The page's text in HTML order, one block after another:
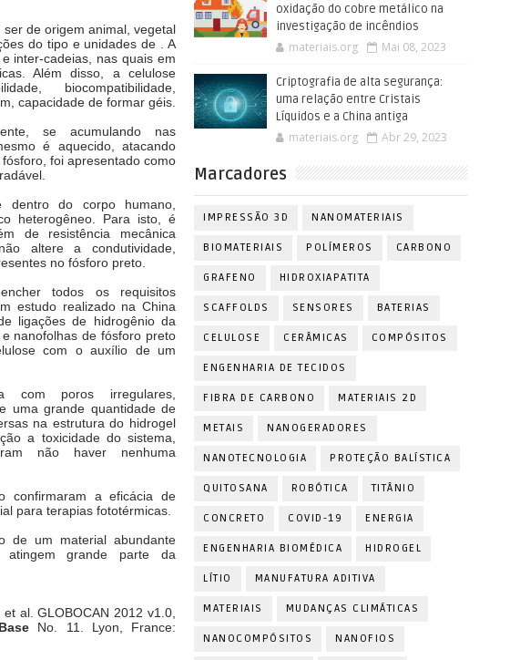
ser de origem animal, vegetal
do tipo e unidades de . A
inter-cadeias, nas quais em
Além disso, a celulose
biocompatibilidade,
capacidade de formar géis.
se acumulando nas
é aquecido, atacando
fósforo, foi apresentadocomo
dentro do corpo humano,
heterogêneo. Para isto, é
de resistência mecânica
altere a condutividade,
no fósforo preto.
todos os requisitos
estudo realizado na China
ligações de hidrogênio da
nanofolhas de fósforo preto
com o auxílio de um
com poros irregulares,
uma grande quantidade de
na estrutura do hidrogel
a toxicidade do sistema,
não haver nenhuma
confirmaram a eficácia de
para terapias fototérmicas.
de um material abundante
atingem grande parte da
al. GLOBOCAN 2012 v1.0,
No. 11. Lyon, France:
oxidação do cobre metálico na
investigação de incêndios
materiais.org Mai 08, 2023
Criptografia de alta segurança:
uma relação entre Cristais
Líquidos e a China antiga
materiais.org Abr 29, 2023
Marcadores
IMPRESSÃO 3D NANOMATERIAIS
BIOMATERIAIS POLÍMEROS CARBONO
GRAFENO HIDROXIAPATITA
SCAFFOLDS SENSORES BATERIAS
CELULOSE CERÂMICAS COMPÓSITOS
ENGENHARIA DE TECIDOS
FIBRA DE CARBONO MATERIAIS 2D
METAIS NANOGERADORES
NANOTECNOLOGIA PROTEÇÃO BALÍSTICA
QUITOSANA ROBÓTICA TITÂNIO
CONCRETO COVID-19 ENERGIA
ENGENHARIA BIOMÉDICA HIDROGEL
LÍTIO MANUFATURA ADITIVA
MATERIAIS MUDANÇAS CLIMÁTICAS
NANOCOMPÓSITOS NANOFIOS